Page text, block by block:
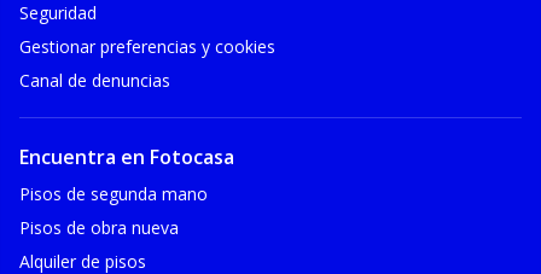
Seguridad
Gestionar preferencias y cookies
Canal de denuncias
Encuentra en Fotocasa
Pisos de segunda mano
Pisos de obra nueva
Alquiler de pisos